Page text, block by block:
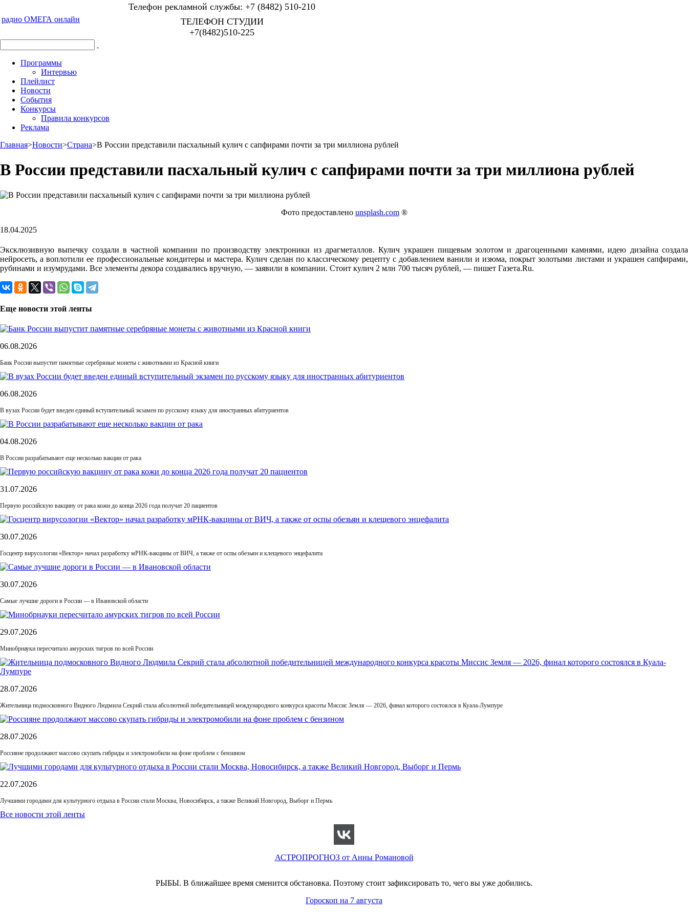
радио ОМЕГА онлайн
Телефон рекламной службы: +7 (8482) 510-210
ТЕЛЕФОН СТУДИИ
+7(8482)510-225
Программы
Интервью
Плейлист
Новости
События
Конкурсы
Правила конкурсов
Реклама
Главная>Новости>Страна>В России представили пасхальный кулич с сапфирами почти за три миллиона рублей
В России представили пасхальный кулич с сапфирами почти за три миллиона рублей
Фото предоставлено unsplash.com®
18.04.2025
Эксклюзивную выпечку создали в частной компании по производству электроники из драгметаллов. Кулич украшен пищевым золотом и драгоценными камнями, идею дизайна создала
нейросеть, а воплотили ее профессиональные кондитеры и мастера. Кулич сделан по классическому рецепту с добавлением ванили и изюма, покрыт золотыми листами и украшен сапфирами,
рубинами и изумрудами. Все элементы декора создавались вручную, — заявили в компании. Стоит кулич 2 млн 700 тысяч рублей, — пишет Газета.Ru.
Еще новости этой ленты
06.08.2026
Банк России выпустит памятные серебряные монеты с животными из Красной книги
06.08.2026
В вузах России будет введен единый вступительный экзамен по русскому языку для иностранных абитуриентов
04.08.2026
В России разрабатывают еще несколько вакцин от рака
31.07.2026
Первую российскую вакцину от рака кожи до конца 2026 года получат 20 пациентов
30.07.2026
Госцентр вирусологии «Вектор» начал разработку мРНК-вакцины от ВИЧ, а также от оспы обезьян и клещевого энцефалита
30.07.2026
Самые лучшие дороги в России — в Ивановской области
29.07.2026
Минобрнауки пересчитало амурских тигров по всей России
28.07.2026
Жительница подмосковного Видного Людмила Секрий стала абсолютной победительницей международного конкурса красоты Миссис Земля — 2026, финал которого состоялся в Куала-Лумпуре
28.07.2026
Россияне продолжают массово скупать гибриды и электромобили на фоне проблем с бензином
22.07.2026
Лучшими городами для культурного отдыха в России стали Москва, Новосибирск, а также Великий Новгород, Выборг и Пермь
Все новости этой ленты
АСТРОПРОГНОЗ от Анны Романовой
РЫБЫ. В ближайшее время сменится обстановка. Поэтому стоит зафиксировать то, чего вы уже добились.
Гороскоп на 7 августа